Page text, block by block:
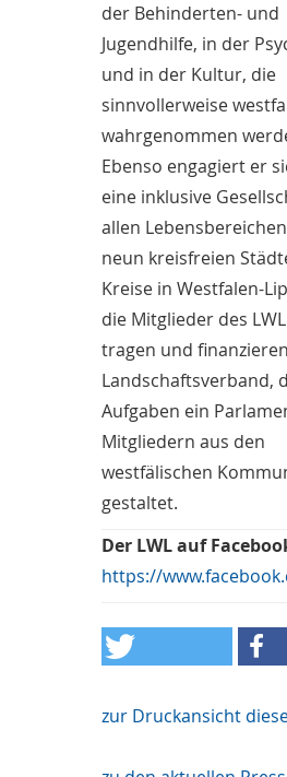
der Behinderten- und
Jugendhilfe, in der
und in der Kultur, die
sinnvollerweise
wahrgenommen
Ebenso engagiert er
eine inklusive
allen
neun kreisfreien
Kreise in Westfalen-
die Mitglieder des
tragen und
Landschaftsverband,
Aufgaben ein
Mitgliedern aus den
westfälischen
gestaltet.
Der LWL auf
https://
zur Druckansicht